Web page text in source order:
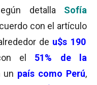
detalla Sofía
con el artículo
de u$s 190
el 51% de la
un país como Perú,